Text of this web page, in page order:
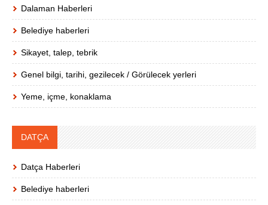
Dalaman Haberleri
Belediye haberleri
Sikayet, talep, tebrik
Genel bilgi, tarihi, gezilecek / Görülecek yerleri
Yeme, içme, konaklama
DATÇA
Datça Haberleri
Belediye haberleri